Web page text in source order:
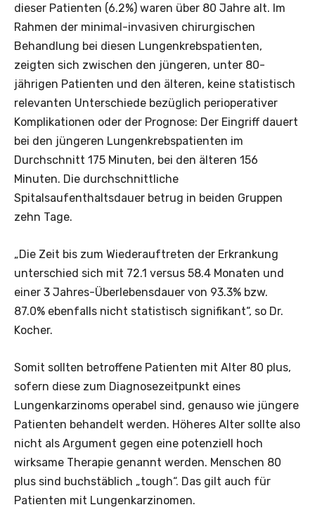
dieser Patienten (6.2%) waren über 80 Jahre alt. Im
Rahmen der minimal-invasiven chirurgischen
Behandlung bei diesen Lungenkrebspatienten,
zeigten sich zwischen den jüngeren, unter 80-
jährigen Patienten und den älteren, keine statistisch
relevanten Unterschiede bezüglich perioperativer
Komplikationen oder der Prognose: Der Eingriff dauert
bei den jüngeren Lungenkrebspatienten im
Durchschnitt 175 Minuten, bei den älteren 156
Minuten. Die durchschnittliche
Spitalsaufenthaltsdauer betrug in beiden Gruppen
zehn Tage.
„Die Zeit bis zum Wiederauftreten der Erkrankung
unterschied sich mit 72.1 versus 58.4 Monaten und
einer 3 Jahres-Überlebensdauer von 93.3% bzw.
87.0% ebenfalls nicht statistisch signifikant“, so Dr.
Kocher.
Somit sollten betroffene Patienten mit Alter 80 plus,
sofern diese zum Diagnosezeitpunkt eines
Lungenkarzinoms operabel sind, genauso wie jüngere
Patienten behandelt werden. Höheres Alter sollte also
nicht als Argument gegen eine potenziell hoch
wirksame Therapie genannt werden. Menschen 80
plus sind buchstäblich „tough“. Das gilt auch für
Patienten mit Lungenkarzinomen.